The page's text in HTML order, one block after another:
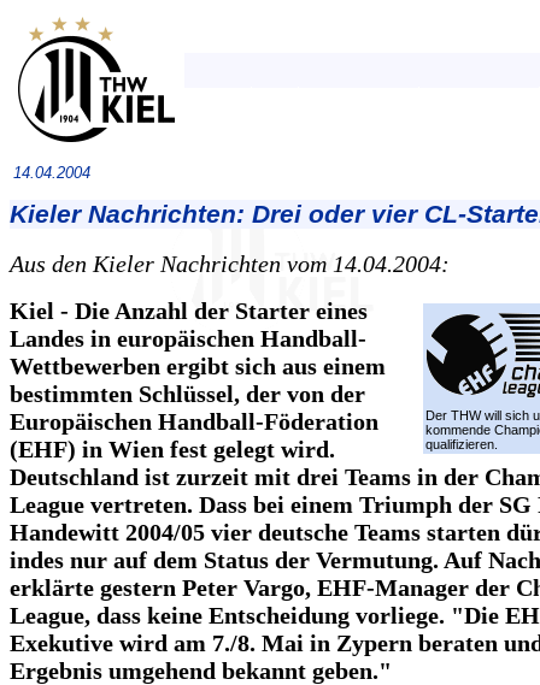
14.04.2004
Kieler Nachrichten: Drei oder vier CL-
Aus den Kieler Nachrichten vom 14.04.2004:
Der THW will sich
kommende
qualifizieren.
Kiel - Die Anzahl der Starter eines
Landes in europäischen Handball-
Wettbewerben ergibt sich aus einem
bestimmten Schlüssel, der von der
Europäischen Handball-Föderation
(EHF) in Wien fest gelegt wird.
Deutschland ist zurzeit mit drei Teams in der
League vertreten. Dass bei einem Triumph der SG
Handewitt 2004/05 vier deutsche Teams starten
indes nur auf dem Status der Vermutung. Auf
erklärte gestern Peter Vargo, EHF-Manager der
League, dass keine Entscheidung vorliege. "Die
Exekutive wird am 7./8. Mai in Zypern beraten
Ergebnis umgehend bekannt geben."